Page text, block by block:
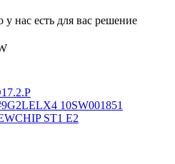
нас есть для вас решение
10SW001851
ST1 E2